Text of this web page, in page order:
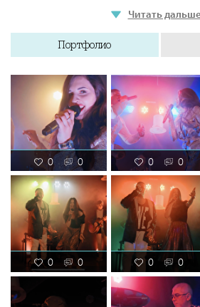
вам,а й переживаємо їх разом з
сучасне виконання всіх пісень
жіночим голосом, не залишать
музичний супровід вашого свята!
ми-телефонуйте! Ціни вас приємно
завітати до нас на сторінку та
https://youtu.be/oDUkLu4WBcE
Читать
Портфолио
0 0 0 0
0 0 0 0